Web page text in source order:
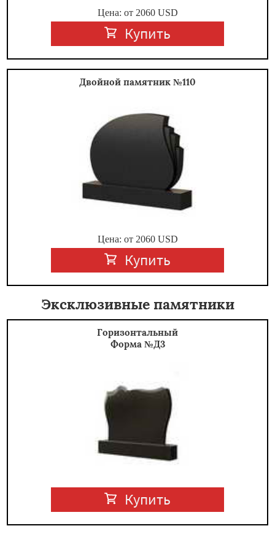
Цена: от 2060USD
Купить
Двойной памятник №110
Цена: от 2060USD
Купить
Эксклюзивные памятники
Горизонтальный
Форма №Д3
Купить